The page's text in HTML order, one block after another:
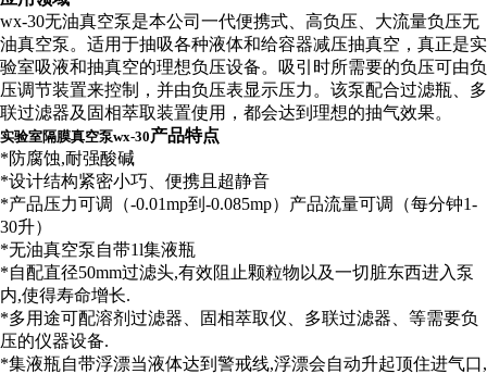
wx-30无油真空泵是本公司一代便携式 、高负压、大流量负压无
油真空泵。适用于抽吸各种液体和给容器减压抽真空，真正是实
验室吸液和抽真空的理想负压设备。吸引时所需要的负压可由负
压调节装置来控制，并由负压表显示压力。该泵配合过滤瓶、多
联过滤器及固相萃取装置使用，都会达到理想的抽气效果。
实验室隔膜真空泵wx-30产品特点
*防腐蚀,耐强酸碱
*设计结构紧密小巧、便携且超静音
*产品压力可调（-0.01mp到-0.085mp）产品流量可调（每分钟1-
30升）
*无油真空泵自带1l集液瓶
*自配直径50mm过滤头,有效阻止颗粒物以及一切脏东西进入泵
内,使得寿命增长.
*多用途可配溶剂过滤器、固相萃取仪、多联过滤器、等需要负
压的仪器设备.
*集液瓶自带浮漂当液体达到警戒线,浮漂会自动升起顶住进气口,